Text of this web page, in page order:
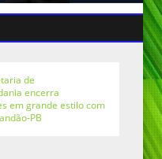
de
encerra
em grande estilo com
PB